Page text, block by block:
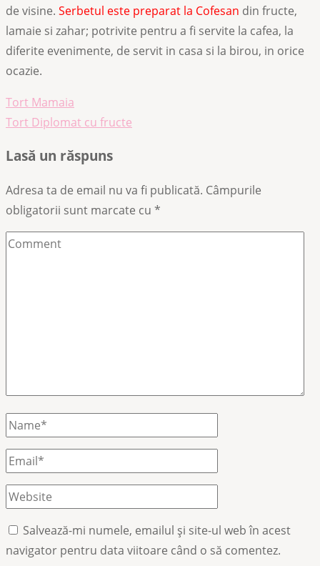
de visine. Serbetul este preparat la Cofesan din fructe,
lamaie si zahar; potrivite pentru a fi servite la cafea, la
diferite evenimente, de servit in casa si la birou, in orice
ocazie.
Navigare
în
Tort Mamaia
Tort Diplomat cu fructe
Lasă un răspuns
Adresa ta de email nu va fi publicată. Câmpurile
obligatorii sunt marcate cu *
Comment
Name*
Email*
Website
Salvează-mi numele, emailul și site-ul web în acest
navigator pentru data viitoare când o să comentez.